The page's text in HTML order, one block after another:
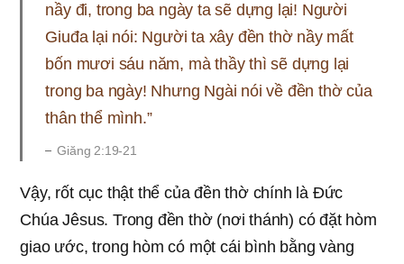
nầy đi, trong ba ngày ta sẽ dựng lại! Người
Giuđa lại nói: Người ta xây đền thờ nầy mất
bốn mươi sáu năm, mà thầy thì sẽ dựng lại
trong ba ngày! Nhưng Ngài nói về đền thờ của
thân thể mình.”
Giăng 2:19-21
Vậy, rốt cục thật thể của đền thờ chính là Đức
Chúa Jêsus. Trong đền thờ (nơi thánh) có đặt hòm
giao ước, trong hòm có một cái bình bằng vàng